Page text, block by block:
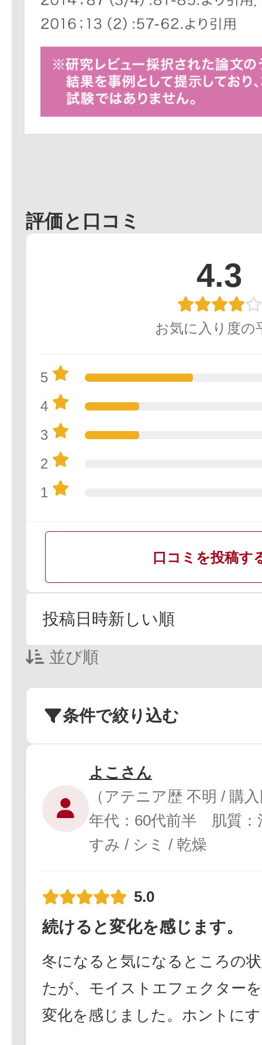
評価と口コミ
4.3
お気に入り度の
5
4
3
2
1
口コミを投稿す
並び順
条件で絞り込む
よこさん
（アテニア歴 不明 / 購
年代：60代前半 肌質
すみ / シミ / 乾燥
5.0
続けると変化を感じます。
冬になると気になるところの
たが、モイストエフェクター
変化を感じました。ホントに